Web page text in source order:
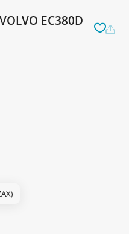
EC380D